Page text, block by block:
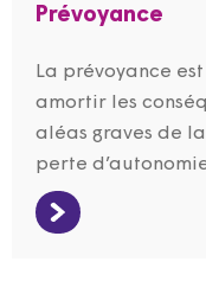
Prévoyance
La prévoyance
amortir les
aléas graves de
perte